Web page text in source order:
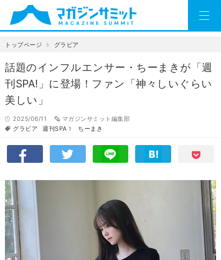
トップページ グラビア
話題のインフルエンサー・ちーまきが「週
刊SPA!」に登場！ファン「神々しいぐらい
美しい」
2025/06/11
マガジンサミット編集部
グラビア
週刊SPA！ ちーまき